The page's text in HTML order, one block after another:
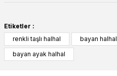
Etiketler :
renkli taşlı halhal
bayan halhal
bayan ayak halhal